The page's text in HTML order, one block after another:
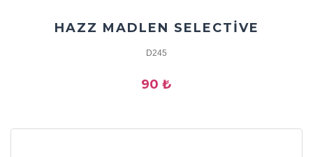
HAZZ MADLEN SELECTİVE
D245
90 ₺